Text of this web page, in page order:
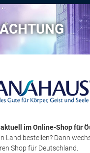
dem Vorteils-Code
11.08.2026
im Online-Shopfür
Land bestellen? Dann
Shop für Deutschland